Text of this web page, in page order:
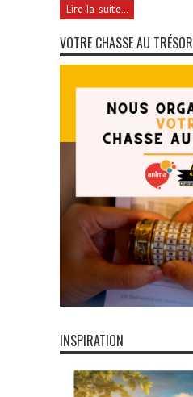
Lire la suite...
VOTRE CHASSE AU TRÉSOR
INSPIRATION